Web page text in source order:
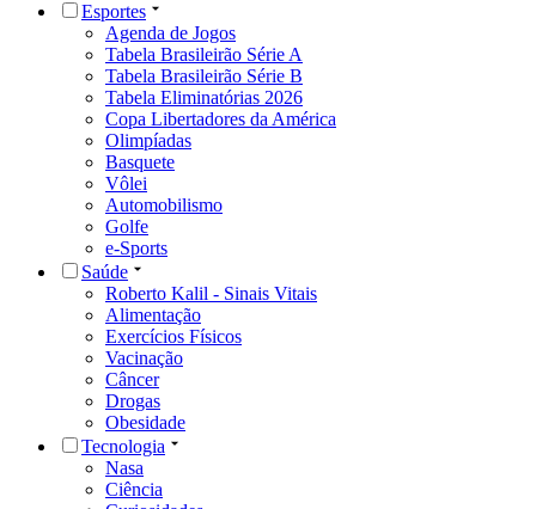
Esportes
Agenda de Jogos
Tabela Brasileirão Série A
Tabela Brasileirão Série B
Tabela Eliminatórias 2026
Copa Libertadores da América
Olimpíadas
Basquete
Vôlei
Automobilismo
Golfe
e-Sports
Saúde
Roberto Kalil - Sinais Vitais
Alimentação
Exercícios Físicos
Vacinação
Câncer
Drogas
Obesidade
Tecnologia
Nasa
Ciência